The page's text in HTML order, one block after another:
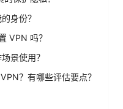
身份？
VPN 吗？
景使用？
？有哪些评估要点？